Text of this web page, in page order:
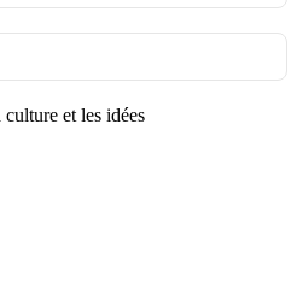
et les idées